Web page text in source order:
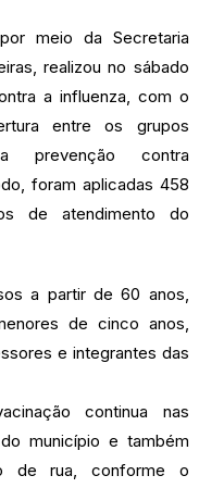
meio da Secretaria
realizou no sábado
a influenza, com o
entre os grupos
prevenção contra
foram aplicadas 458
de atendimento do
a partir de 60 anos,
de cinco anos,
e integrantes das
continua nas
município e também
de rua, conforme o